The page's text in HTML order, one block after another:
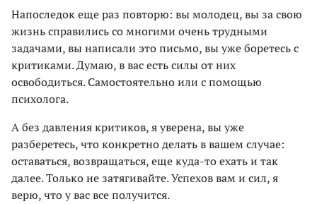
Напоследок еще раз повторю: вы молодец, вы за свою
жизнь справились со многими очень трудными
задачами, вы написали это письмо, вы уже боретесь с
критиками. Думаю, в вас есть силы от них
освободиться. Самостоятельно или с помощью
психолога.
А без давления критиков, я уверена, вы уже
разберетесь, что конкретно делать в вашем случае:
оставаться, возвращаться, еще куда-то ехать и так
далее. Только не затягивайте. Успехов вам и сил, я
верю, что у вас все получится.